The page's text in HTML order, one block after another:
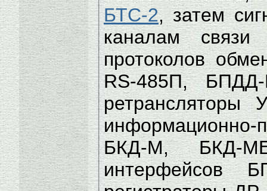
БТС-2, затем
каналам связи
протоколов
RS-485П,
БКД-М, БКД-
интерфейсов